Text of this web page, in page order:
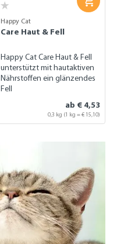
Happy Cat
Care Haut & Fell
Happy Cat Care Haut & Fell
unterstützt mit hautaktiven
Nährstoffen ein glänzendes
Fell
ab € 4,53
0,3 kg (1 kg = € 15,10)